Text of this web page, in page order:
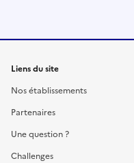
Liens du site
Nos établissements
Partenaires
Une question ?
Challenges